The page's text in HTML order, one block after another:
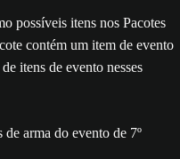
possíveis itens nos Pacotes
contém um item de evento
itens de evento nesses